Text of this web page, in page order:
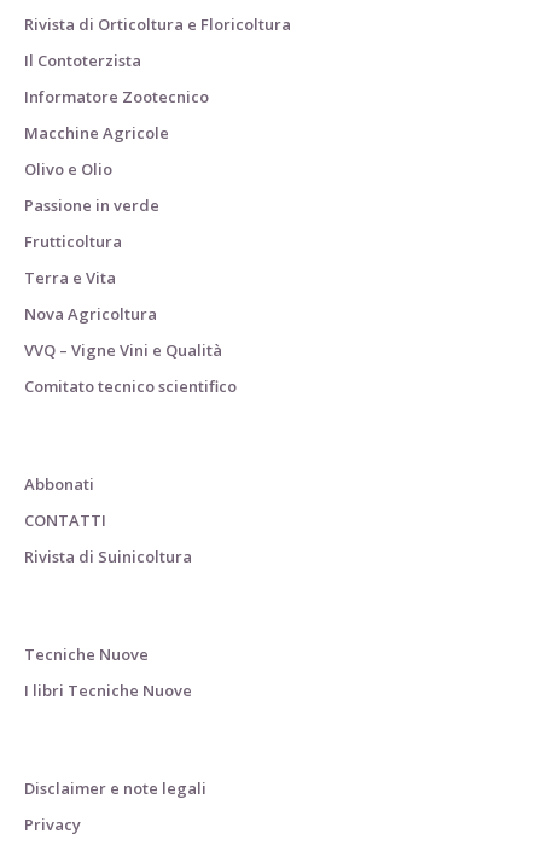
Rivista di Orticoltura e Floricoltura
Il Contoterzista
Informatore Zootecnico
Macchine Agricole
Olivo e Olio
Passione in verde
Frutticoltura
Terra e Vita
Nova Agricoltura
VVQ – Vigne Vini e Qualità
Comitato tecnico scientifico
Abbonati
CONTATTI
Rivista di Suinicoltura
Tecniche Nuove
I libri Tecniche Nuove
Disclaimer e note legali
Privacy